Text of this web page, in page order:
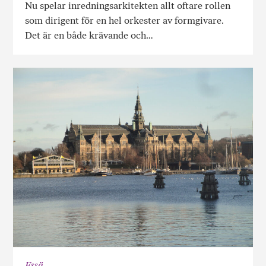
Nu spelar inredningsarkitekten allt oftare rollen
som dirigent för en hel orkester av formgivare.
Det är en både krävande och…